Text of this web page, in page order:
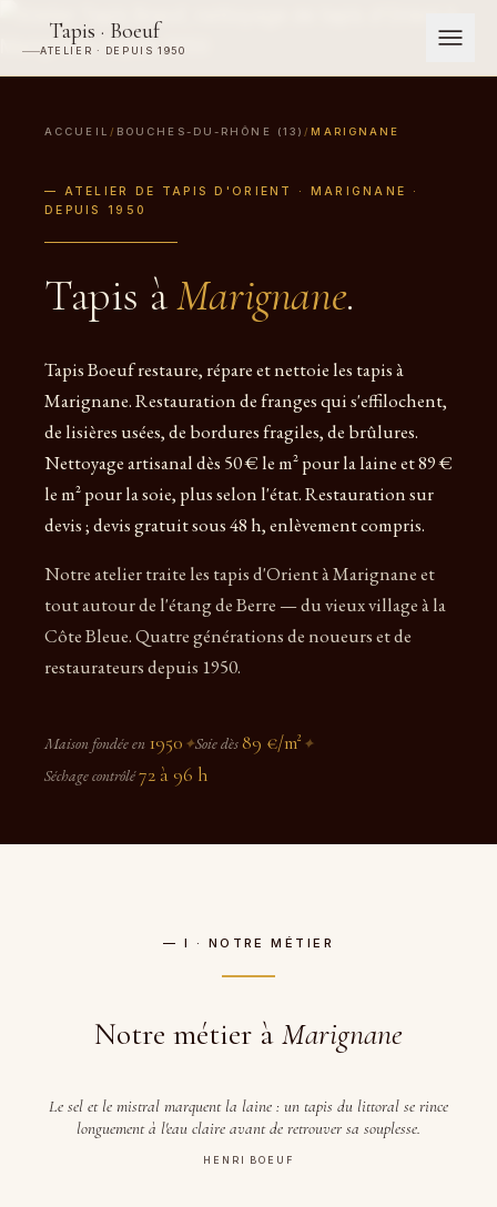
Tapis · Boeuf
ATELIER · DEPUIS 1950
ACCUEIL / BOUCHES-DU-RHÔNE (13) / MARIGNANE
— ATELIER DE TAPIS D'ORIENT · MARIGNANE ·
DEPUIS 1950
Tapis àMarignane.
Tapis Boeuf restaure, répare et nettoie les tapis à
Marignane. Restauration de franges qui s'effilochent,
de lisières usées, de bordures fragiles, de brûlures.
Nettoyage artisanal dès 50 € le m² pour la laine et 89 €
le m² pour la soie, plus selon l'état. Restauration sur
devis ; devis gratuit sous 48 h, enlèvement compris.
Notre atelier traite les tapis d'Orient à Marignane et
tout autour de l'étang de Berre — du vieux village à la
Côte Bleue. Quatre générations de noueurs et de
restaurateurs depuis 1950.
Maison fondée en 1950 ✦Soie dès 89 €/m² ✦
Séchage contrôlé72 à 96 h
— I · NOTRE MÉTIER
Notre métier à Marignane
Le sel et le mistral marquent la laine : un tapis du littoral se rince
longuement à l'eau claire avant de retrouver sa souplesse.
HENRI BOEUF